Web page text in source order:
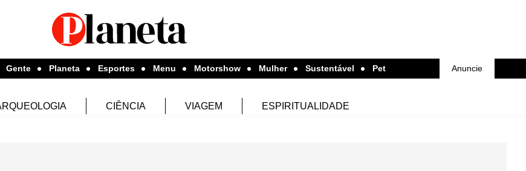
Gente Planeta Esportes Menu Motorshow Mulher Sustentável Pet Anuncie
CIÊNCIA VIAGEM ESPIRITUALIDADE